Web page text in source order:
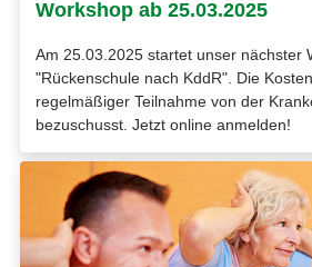
Workshop ab 25.03.2025
Am 25.03.2025 startet unser nächster
"Rückenschule nach KddR". Die
regelmäßiger Teilnahme von der
bezuschusst. Jetzt online anmelden!